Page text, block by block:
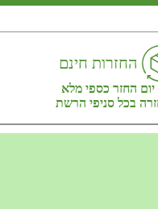
החזרות חינם
בכל סניפי הרשת